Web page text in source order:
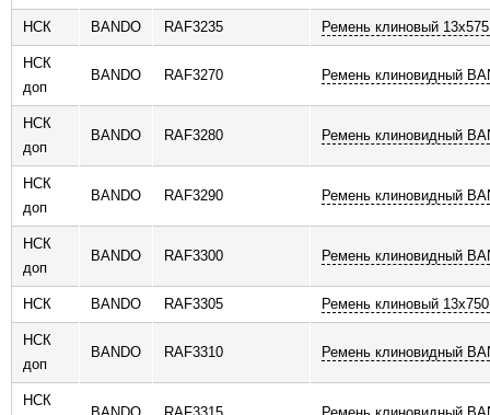
НСК BANDO RAF3235 Ремень клиновый
НСК
доп
BANDO RAF3270 Ремень клиновидный
НСК
доп
BANDO RAF3280 Ремень клиновидный
НСК
доп
BANDO RAF3290 Ремень клиновидный
НСК
доп
BANDO RAF3300 Ремень клиновидный
НСК BANDO RAF3305 Ремень клиновый
НСК
доп
BANDO RAF3310 Ремень клиновидный
НСК
BANDO RAF3315 Ремень клиновидный